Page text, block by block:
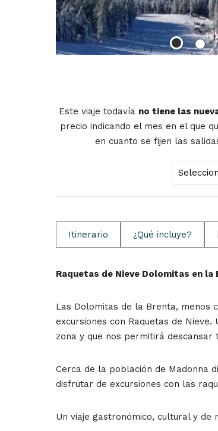
Este viaje todavía no tiene las
precio indicando el mes en el que
en cuanto se fijen las
Itinerario ¿Qué incluye?
Raquetas de Nieve Dolomitas en la
Las Dolomitas de la Brenta, menos
excursiones con Raquetas de
zona y que nos permitirá
Cerca de la población de Madonna
disfrutar de excursiones con las
Un viaje gastronómico, cultural y